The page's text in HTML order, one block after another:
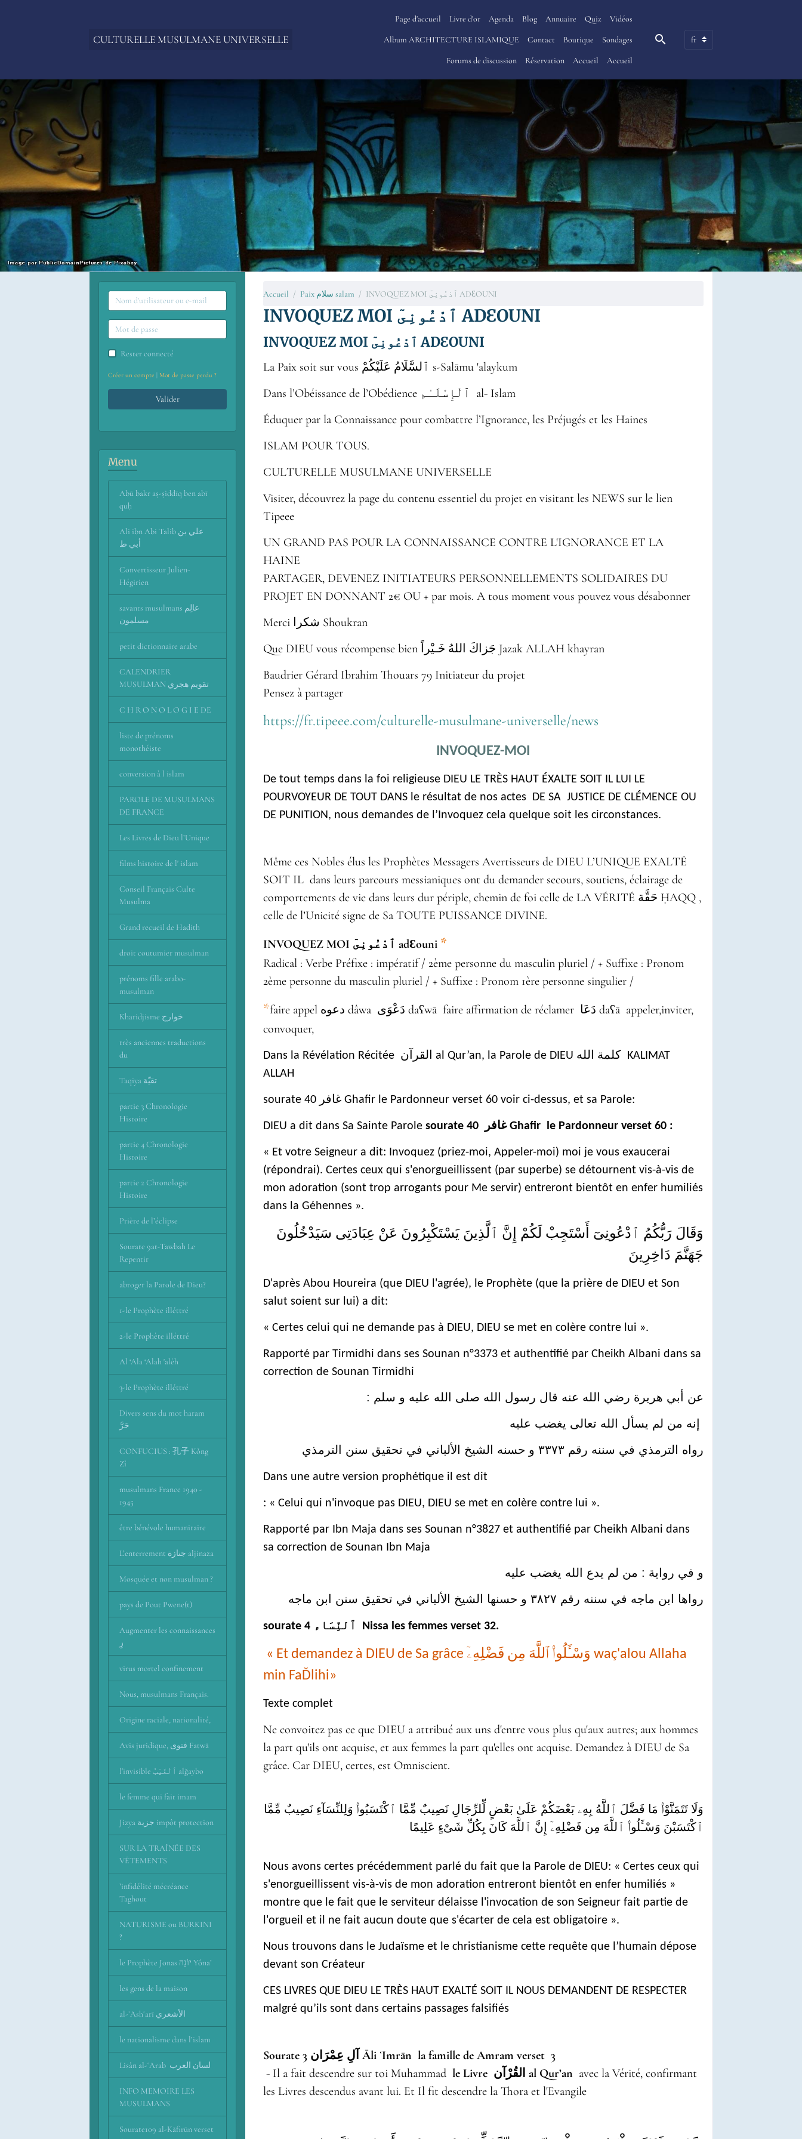
CULTURELLE MUSULMANE UNIVERSELLE
Page d'accueil Livre d'or Agenda Blog Annuaire Quiz Vidéos
Album ARCHITECTURE ISLAMIQUE Contact Boutique Sondages
Forums de discussion Réservation Accueil Accueil
Accueil Paix سلام salam INVOQUEZ MOI ٱدْعُونِىٓ ADƐOUNI
INVOQUEZ MOI ٱدْعُونِىٓ ADƐOUNI
INVOQUEZ MOI ٱدْعُونِىٓ ADƐOUNI
La Paix soit sur vous ٱلسَّلَامُ عَلَيْكُمْ‎ s-Salāmu 'alaykum
Dans l’Obéissance de l’Obédience ٱلْإِسْلَـٰم al- Islam
Éduquer par la Connaissance pour combattre l’Ignorance, les Préjugés et les Haines
ISLAM POUR TOUS.
CULTURELLE MUSULMANE UNIVERSELLE
Visiter, découvrez la page du contenu essentiel du projet en visitant les NEWS sur le lien
Tipeee
UN GRAND PAS POUR LA CONNAISSANCE CONTRE L'IGNORANCE ET LA
HAINE
PARTAGER, DEVENEZ INITIATEURS PERSONNELLEMENTS SOLIDAIRES DU
PROJET EN DONNANT 2€ OU + par mois. A tous moment vous pouvez vous désabonner
Merci شكرا Shoukran
Que DIEU vous récompense bien جَزاكَ اللهُ خَـيْراً Jazak ALLAH khayran
Baudrier Gérard Ibrahim Thouars 79 Initiateur du projet
Pensez à partager
https://fr.tipeee.com/culturelle-musulmane-universelle/news
INVOQUEZ-MOI
De tout temps dans la foi religieuse DIEU LE TRÈS HAUT ÉXALTE SOIT IL LUI LE
POURVOYEUR DE TOUT DANS le résultat de nos actes DE SA JUSTICE DE CLÉMENCE OU
DE PUNITION, nous demandes de l’Invoquez cela quelque soit les circonstances.
Même ces Nobles élus les Prophètes Messagers Avertisseurs de DIEU L’UNIQUE EXALTÉ
SOIT IL dans leurs parcours messianiques ont du demander secours, soutiens, éclairage de
comportements de vie dans leurs dur périple, chemin de foi celle de LA VÉRITÉ حَقَّة ḤAQQ ,
celle de l’Unicité signe de Sa TOUTE PUISSANCE DIVINE.
INVOQUEZ MOI ٱدْعُونِىٓ adƐouni *
Radical : Verbe Préfixe : impératif / 2ème personne du masculin pluriel / + Suffixe : Pronom
2ème personne du masculin pluriel / + Suffixe : Pronom 1ère personne singulier /
*faire appel دعوه dâwa دَعْوَى daʕwā faire affirmation de réclamer دَعَا daʕā appeler,inviter,
convoquer,
Dans la Révélation Récitée القرآن al Qur’an, la Parole de DIEU كلمة الله KALIMAT
ALLAH
sourate 40 غافر Ghafir le Pardonneur verset 60 voir ci-dessus, et sa Parole:
DIEU a dit dans Sa Sainte Parolesourate 40 غافرGhafir le Pardonneur verset 60 :
« Et votre Seigneur a dit: Invoquez (priez-moi, Appeler-moi) moi je vous exaucerai
(répondrai). Certes ceux qui s'enorgueillissent (par superbe) se détournent vis-à-vis de
mon adoration (sont trop arrogants pour Me servir) entreront bientôt en enfer humiliés
dans la Géhennes ».
وَقَالَ رَبُّكُمُ ٱدْعُونِىٓ أَسْتَجِبْ لَكُمْ إِنَّ ٱلَّذِينَ يَسْتَكْبِرُونَ عَنْ عِبَادَتِى سَيَدْخُلُونَ
جَهَنَّمَ دَاخِرِينَ
D'après Abou Houreira (que DIEU l'agrée), le Prophète (que la prière de DIEU et Son
salut soient sur lui) a dit:
« Certes celui qui ne demande pas à DIEU, DIEU se met en colère contre lui ».
Rapporté par Tirmidhi dans ses Sounan n°3373 et authentifié par Cheikh Albani dans sa
correction de Sounan Tirmidhi
عن أبي هريرة رضي الله عنه قال رسول الله صلى الله عليه و سلم :
إنه من لم يسأل الله تعالى يغضب عليه
رواه الترمذي في سننه رقم ٣٣٧٣ و حسنه الشيخ الألباني في تحقيق سنن الترمذي
Dans une autre version prophétique il est dit
: « Celui qui n'invoque pas DIEU, DIEU se met en colère contre lui ».
Rapporté par Ibn Maja dans ses Sounan n°3827 et authentifié par Cheikh Albani dans
sa correction de Sounan Ibn Maja
و في رواية : من لم يدع الله يغضب عليه
رواها ابن ماجه في سننه رقم ٣٨٢٧ و حسنها الشيخ الألباني في تحقيق سنن ابن ماجه
sourate 4 ٱلنِّسَاء Nissa les femmes verset 32.
« Et demandez à DIEU de Sa grâce وَسْـَٔلُوا۟ ٱللَّهَ مِن فَضْلِهِۦٓ waç'alou Allaha
min FaĎlihi»
Texte complet
Ne convoitez pas ce que DIEU a attribué aux uns d'entre vous plus qu'aux autres; aux hommes
la part qu'ils ont acquise, et aux femmes la part qu'elles ont acquise. Demandez à DIEU de Sa
grâce. Car DIEU, certes, est Omniscient.
وَلَا تَتَمَنَّوْا۟ مَا فَضَّلَ ٱللَّهُ بِهِۦ بَعْضَكُمْ عَلَىٰ بَعْضٍ لِّلرِّجَالِ نَصِيبٌ مِّمَّا ٱكْتَسَبُوا۟ وَلِلنِّسَآءِ نَصِيبٌ مِّمَّا
ٱكْتَسَبْنَ وَسْـَٔلُوا۟ ٱللَّهَ مِن فَضْلِهِۦٓ إِنَّ ٱللَّهَ كَانَ بِكُلِّ شَىْءٍ عَلِيمًا
Nous avons certes précédemment parlé du fait que la Parole de DIEU: « Certes ceux qui
s'enorgueillissent vis-à-vis de mon adoration entreront bientôt en enfer humiliés »
montre que le fait que le serviteur délaisse l'invocation de son Seigneur fait partie de
l'orgueil et il ne fait aucun doute que s'écarter de cela est obligatoire ».
Nous trouvons dans le Judaïsme et le christianisme cette requête que l’humain dépose
devant son Créateur
CES LIVRES QUE DIEU LE TRÈS HAUT EXALTÉ SOIT IL NOUS DEMANDENT DE RESPECTER
malgré qu’ils sont dans certains passages falsifiés
Sourate 3 آلِ عِمْرَان Āli ʿImrān la famille de Amram verset 3
- Il a fait descendre sur toi Muhammad
le Livre القُرْآن al Qur’an avec la Vérité, confirmant
les Livres descendus avant lui. Et Il fit descendre la Thora et l'Evangile
Rester connecté
Créer un compte | Mot de passe perdu ?
Valider
Menu
Abū bakr aṣ-ṣiddīq ben abī
quḥ
Ali ibn Abi Talib علي بن
أبي ط
Convertisseur Julien-
Hégirien
savants musulmans عالِم
مسلمون
petit dictionnaire arabe
CALENDRIER
MUSULMAN تقويم هجري
C H R O N O L O G I E DE
liste de prénoms
monothéiste
conversion à l islam
PAROLE DE MUSULMANS
DE FRANCE
Les Livres de Dieu l’Unique
films histoire de l' islam
Conseil Français Culte
Musulma
Grand recueil de Hadith
droit coutumier musulman
prénoms fille arabo-
musulman
Kharidjisme خوارج
très anciennes traductions
du
Taqiya تقيّة
partie 3 Chronologie
Histoire
partie 4 Chronologie
Histoire
partie 2 Chronologie
Histoire
Prière de l’éclipse
Sourate 9at-Tawbah Le
Repentir
abroger la Parole de Dieu?
1-le Prophète illéttré
2-le Prophète illéttré
Al ‘Ala ‘Alah 'alèh
3-le Prophète illéttré
Divers sens du mot haram
حَرَّ
CONFUCIUS : 孔子 Kǒng
Zǐ
musulmans France 1940 -
1945
être bénévole humanitaire
L’enterrement جنازة aljinaza
Mosquée et non musulman ?
pays de Pout Pwene(t)
Augmenter les connaissances
زِ
virus mortel confinement
Nous, musulmans Français.
Origine raciale, nationalité,
Avis juridique, فتوى Fatwā
l'invisible ٱلْغَيْبُ alğaybo
le femme qui fait imam
Jizya جزية impôt protection
SUR LA TRAÎNÉE DES
VÊTEMENTS
’infidélité mécréance
Taghout
NATURISME ou BURKINI
?
le Prophète Jonas יוֹנָה Yôna’
les gens de la maison
al-ʾAshʿarī اﻷشعري
le nationalisme dans l’islam
Lisân al-ʿArab لسان العرب
INFO MEMOIRE LES
MUSULMANS
Sourate109 al-Kāfirūn verset